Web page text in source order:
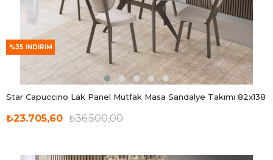
Star Capuccino Lak Panel Mutfak Masa Sandalye Takımı 82x138
₺23.705,60 ₺36.500,00
%35 İNDIRIM